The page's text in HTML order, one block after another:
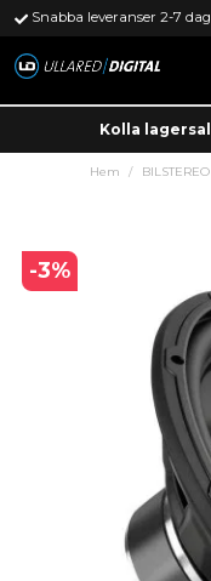
Snabba leveranser 2-7
Kolla
Hem BILSTEREO
-3%